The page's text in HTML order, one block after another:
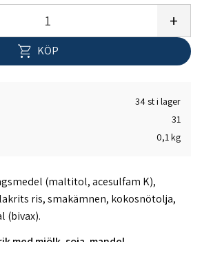
+
KÖP
34 st i lager
31
0,1 kg
(maltitol, acesulfam K),
ris, smakämnen, kokosnötolja,
(bivax).
med mjölk, soja, mandel,